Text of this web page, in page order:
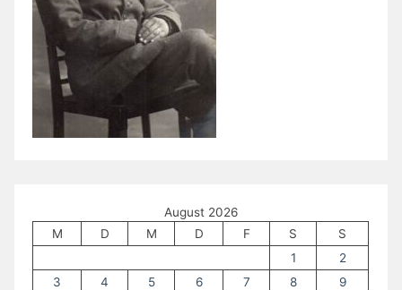
August 2026
M
D M D F S
S
1
2
3
4 5 6 7 8
9